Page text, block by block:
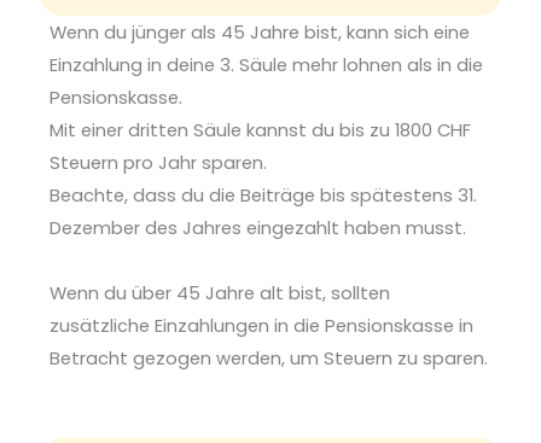
Wenn du jünger als 45 Jahre bist, kann sich eine
Einzahlung in deine 3. Säule mehr lohnen als in die
Pensionskasse.
Mit einer dritten Säule kannst du bis zu 1800 CHF
Steuern pro Jahr sparen.
Beachte, dass du die Beiträge bis spätestens 31.
Dezember des Jahres eingezahlt haben musst.
Wenn du über 45 Jahre alt bist, sollten
zusätzliche Einzahlungen in die Pensionskasse in
Betracht gezogen werden, um Steuern zu sparen.